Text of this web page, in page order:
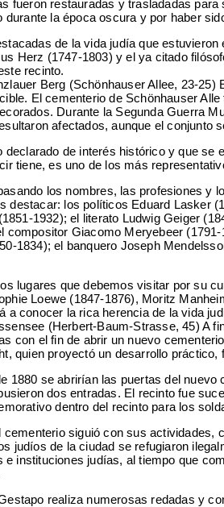
fueron restauradas y trasladadas
durante la época oscura y por haber
de la vida judía que
Herz (1747-1803) y el ya citado
recinto.
Berg (Schönhauser Allee, 23-
El cementerio de Schönhauser
Durante la Segunda Guerra
afectados, aunque el
declarado de interés histórico y que
tiene, es uno de los más
los nombres, las profesiones y
destacar: los políticos Eduard Lasker
1932); el literato Ludwig Geiger
compositor Giacomo Meryebeer
1834); el banquero Joseph
lugares que debemos visitar por su
Loewe (1847-1876), Moritz
a conocer la rica herencia de la vida
(Herbert-Baum-Strasse, 45) A
con el fin de abrir un nuevo
quien proyectó un desarrollo
1880 se abrirían las puertas del
dos entradas. El recinto fue
dentro del recinto para los
cementerio siguió con sus
judíos de la ciudad se refugiaron
e instituciones judías, al tiempo que
realiza numerosas redadas y